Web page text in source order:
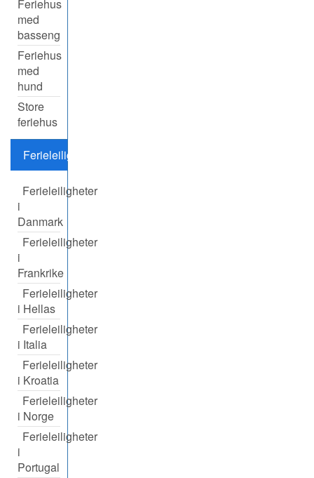
Feriehus
med
basseng
Feriehus
med
hund
Store
feriehus
Ferieleiligheter
Ferieleiligheter
i
Danmark
Ferieleiligheter
i
Frankrike
Ferieleiligheter
i Hellas
Ferieleiligheter
i Italia
Ferieleiligheter
i Kroatia
Ferieleiligheter
i Norge
Ferieleiligheter
i
Portugal